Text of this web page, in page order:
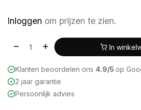
Inloggen om prijzen te zien.
In
Klanten beoordelen ons 4.9/5 op
2 jaar garantie
Persoonlijk advies